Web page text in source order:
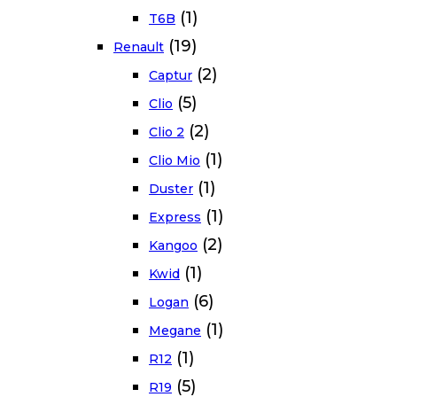
T6B (1)
Renault (19)
Captur (2)
Clio (5)
Clio 2 (2)
Clio Mio (1)
Duster (1)
Express (1)
Kangoo (2)
Kwid (1)
Logan (6)
Megane (1)
R12 (1)
R19 (5)